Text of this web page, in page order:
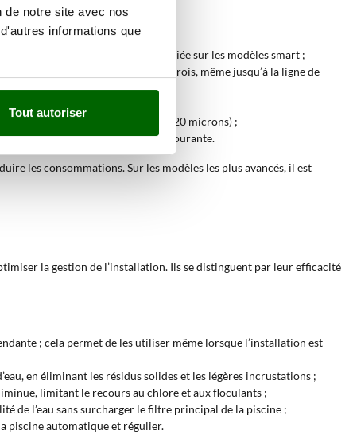
de notre site avec nos
informations que
Tout autoriser
ou d’une application dédiée sur les modèles smart ;
fond plat ou incliné et sur les parois, même jusqu’à la ligne de
et les légères incrustations ;
niveaux de filtration (de 100 à 20 microns) ;
extrait, vidé et rincé sous l’eau courante.
les consommations. Sur les modèles les plus avancés, il est
la gestion de l’installation. Ils se distinguent par leur efficacité
; cela permet de les utiliser même lorsque l’installation est
en éliminant les résidus solides et les légères incrustations ;
limitant le recours au chlore et aux floculants ;
de l’eau sans surcharger le filtre principal de la piscine ;
piscine automatique et régulier.